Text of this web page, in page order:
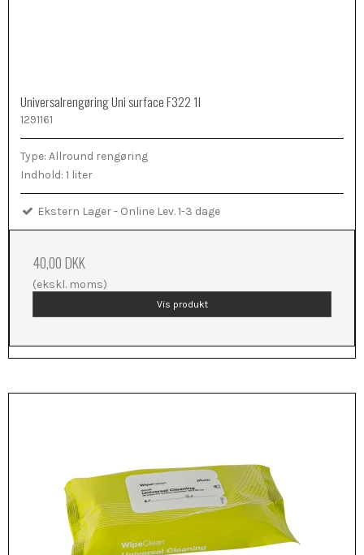
Universalrengøring Uni surface F322 1l
1291161
Type: Allround rengøring
Indhold: 1 liter
Ekstern Lager - Online Lev. 1-3 dage
40,00 DKK
(ekskl. moms)
Vis produkt